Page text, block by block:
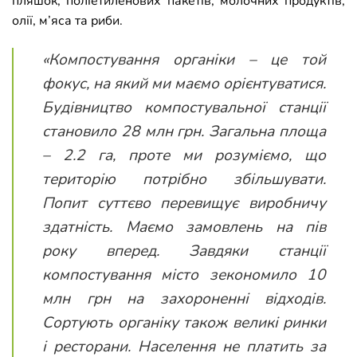
олії, м’яса та риби.
«Компостування органіки – це той
фокус, на який ми маємо орієнтуватися.
Будівництво компостувальної станції
становило 28 млн грн. Загальна площа
– 2.2 га, проте ми розуміємо, що
територію потрібно збільшувати.
Попит суттєво перевищує виробничу
здатність. Маємо замовлень на пів
року вперед. Завдяки станції
компостування місто зекономило 10
млн грн на захороненні відходів.
Сортують органіку також великі ринки
і ресторани. Населення не платить за